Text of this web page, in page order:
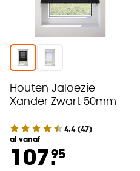
Houten Jaloezie
Xander Zwart 50mm
4.4(47)
al vanaf
107.95